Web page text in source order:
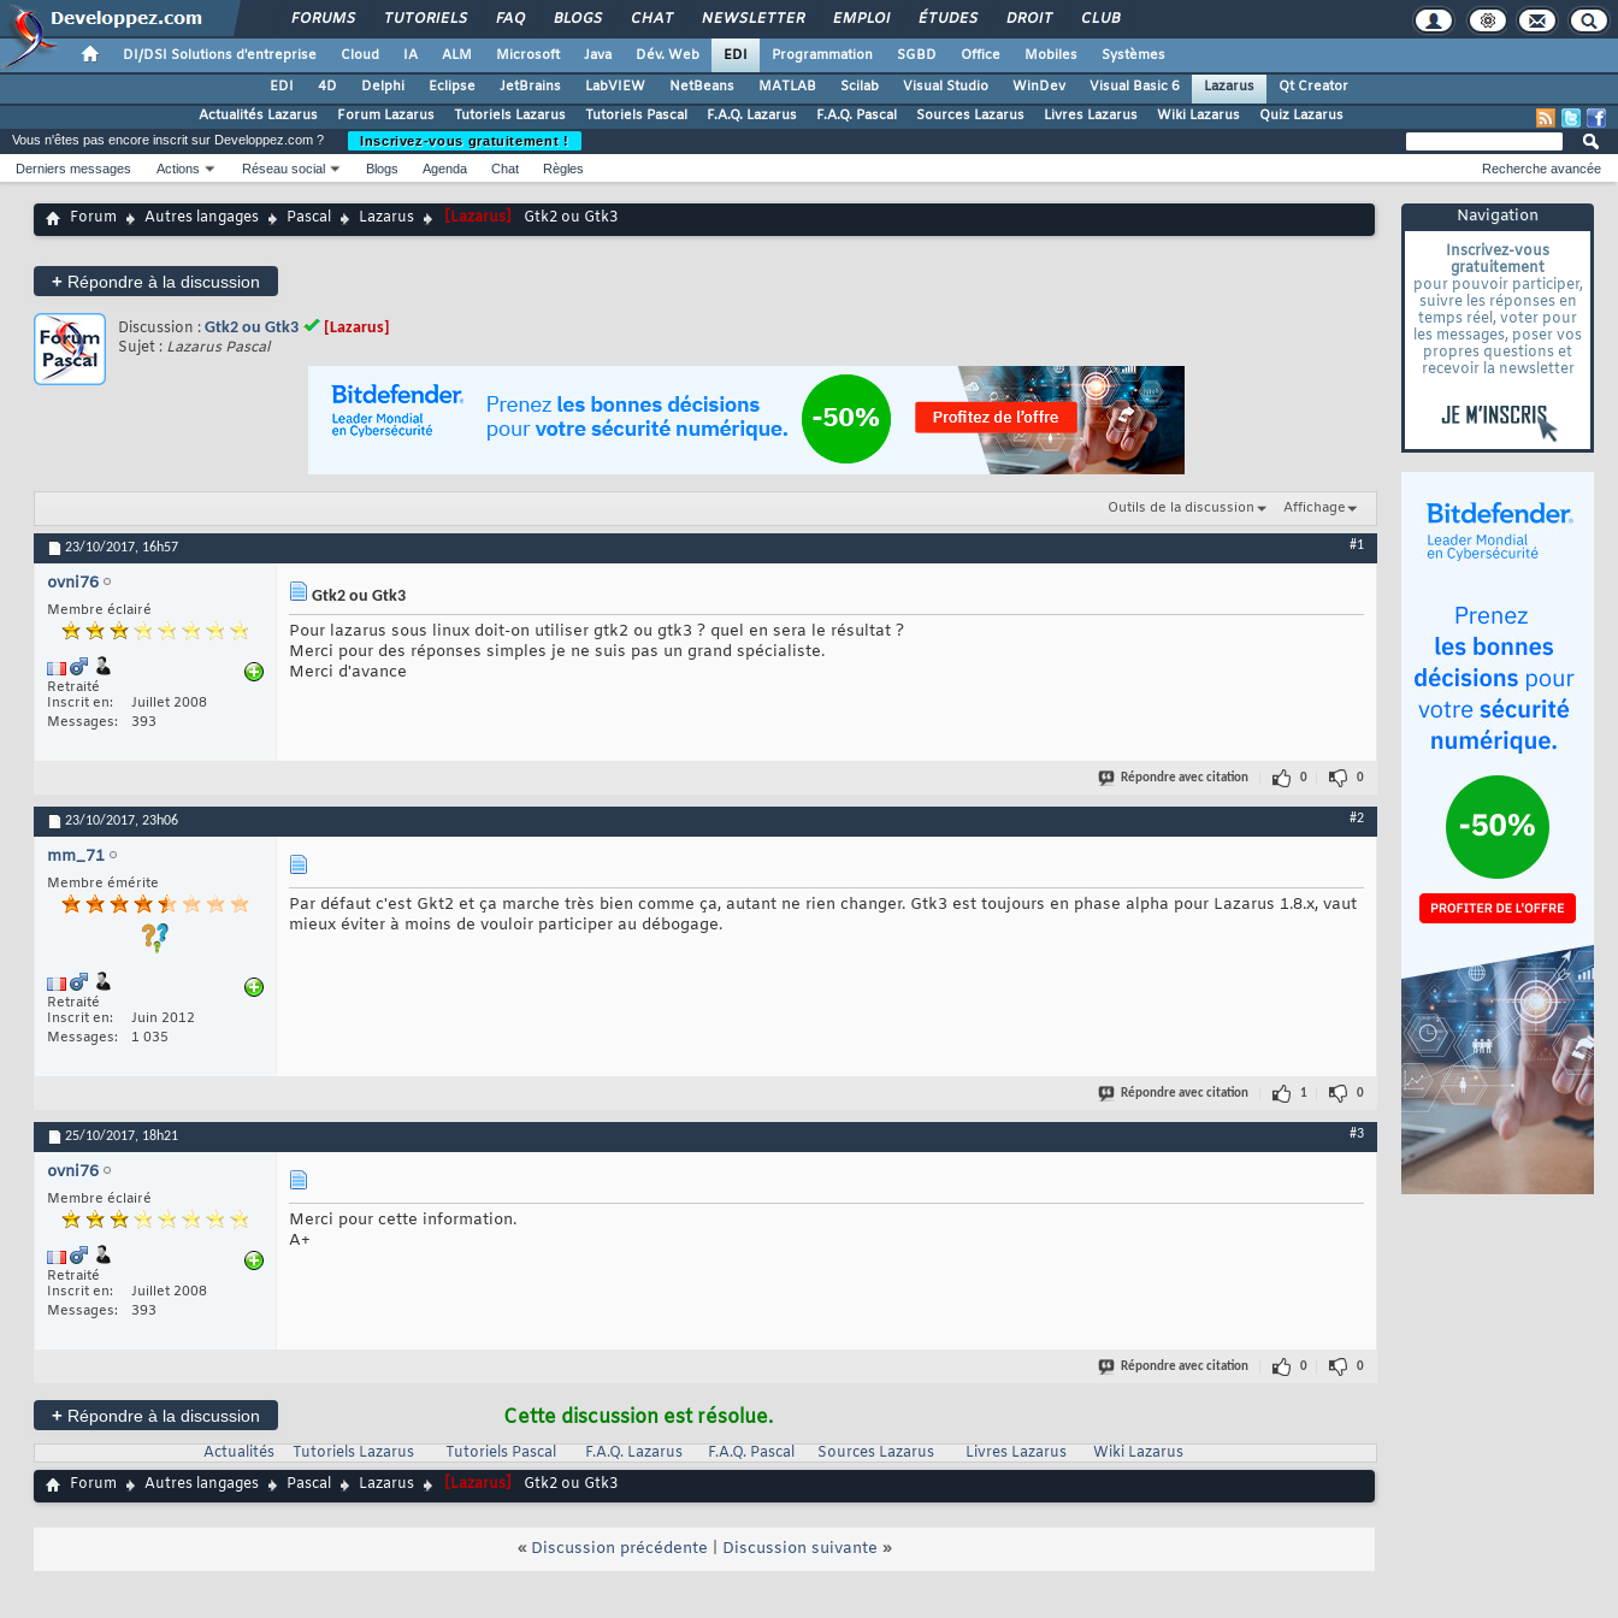
FORUMS TUTORIELS FAQ BLOGS CHAT NEWSLETTER EMPLOI ÉTUDES DROIT CLUB
DI/DSI Solutions d'entreprise Cloud IA ALM Microsoft Java Dév. Web EDI Programmation SGBD Office Mobiles
Systèmes
EDI
4D Delphi Eclipse JetBrains LabVIEW NetBeans MATLAB Scilab Visual Studio WinDev Visual Basic 6 Lazarus
Qt Creator
Actualités Lazarus
Forum Lazarus Tutoriels Lazarus Tutoriels Pascal F.A.Q. Lazarus F.A.Q. Pascal Sources Lazarus Livres Lazarus Wiki Lazarus Quiz Lazarus
Navigation
Inscrivez-vous
gratuitement
pour pouvoir participer,
suivre les réponses en
temps réel, voter pour
les messages, poser vos
propres questions et
recevoir la newsletter
Vous n'êtes pas encore inscrit sur Developpez.com ?
Inscrivez-vous gratuitement !
Derniers messages
Actions Réseau social Blogs Agenda Chat Règles Recherche avancée
Forum Autres langages Pascal Lazarus [Lazarus] Gtk2 ou Gtk3
+ Répondre à la discussion
Discussion : Gtk2 ou Gtk3 [Lazarus]
Sujet : Lazarus Pascal
Outils de la discussion Affichage
23/10/2017, 16h57 #1
ovni76
Membre éclairé
Retraité
Inscrit en
Juillet 2008
Messages
393
Gtk2 ou Gtk3
Pour lazarus sous linux doit-on utiliser gtk2 ou gtk3 ? quel en sera le résultat ?
Merci pour des réponses simples je ne suis pas un grand spécialiste.
Merci d'avance
Répondre avec citation 0 0
23/10/2017, 23h06 #2
mm_71
Membre émérite
Retraité
Inscrit en
Juin 2012
Messages
1 035
Par défaut c'est Gkt2 et ça marche très bien comme ça, autant ne rien changer. Gtk3 est toujours en phase alpha pour Lazarus 1.8.x, vaut
mieux éviter à moins de vouloir participer au débogage.
Répondre avec citation 1 0
25/10/2017, 18h21 #3
ovni76
Membre éclairé
Retraité
Inscrit en
Juillet 2008
Messages
393
Merci pour cette information.
A+
Répondre avec citation 0 0
+ Répondre à la discussion Cette discussion est résolue.
Actualités Tutoriels Lazarus Tutoriels Pascal F.A.Q. Lazarus F.A.Q. Pascal Sources Lazarus Livres Lazarus
Wiki Lazarus
Forum
Autres langages Pascal Lazarus [Lazarus] Gtk2 ou Gtk3
« Discussion précédente Discussion suivante »